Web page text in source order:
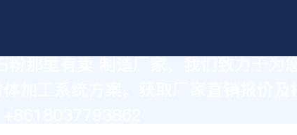
加工系统方案。获取厂家直销报价及技